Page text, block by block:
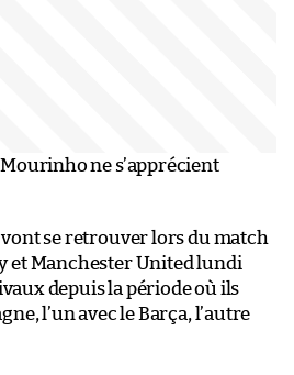
ne s’apprécient
se retrouver lors du match
et Manchester United lundi
depuis la période où ils
l’un avec le Barça, l’autre